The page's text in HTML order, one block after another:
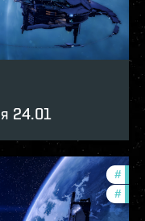
24.01
#
#